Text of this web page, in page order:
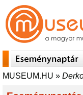
MUSEUM.HU »